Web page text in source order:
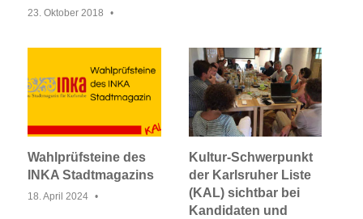
23. Oktober 2018
Wahlprüfsteine des
INKA Stadtmagazins
18. April 2024
Kultur-Schwerpunkt
der Karlsruher Liste
(KAL) sichtbar bei
Kandidaten und